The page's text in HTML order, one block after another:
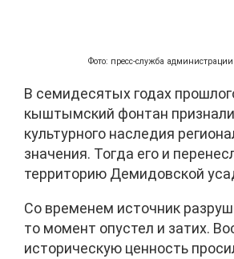
Фото: пресс-служба
В семидесятых годах
кыштымский фонтан
культурного наследия
значения. Тогда его и
территорию Демидовской
Со временем источник
то момент опустел и затих.
историческую ценность